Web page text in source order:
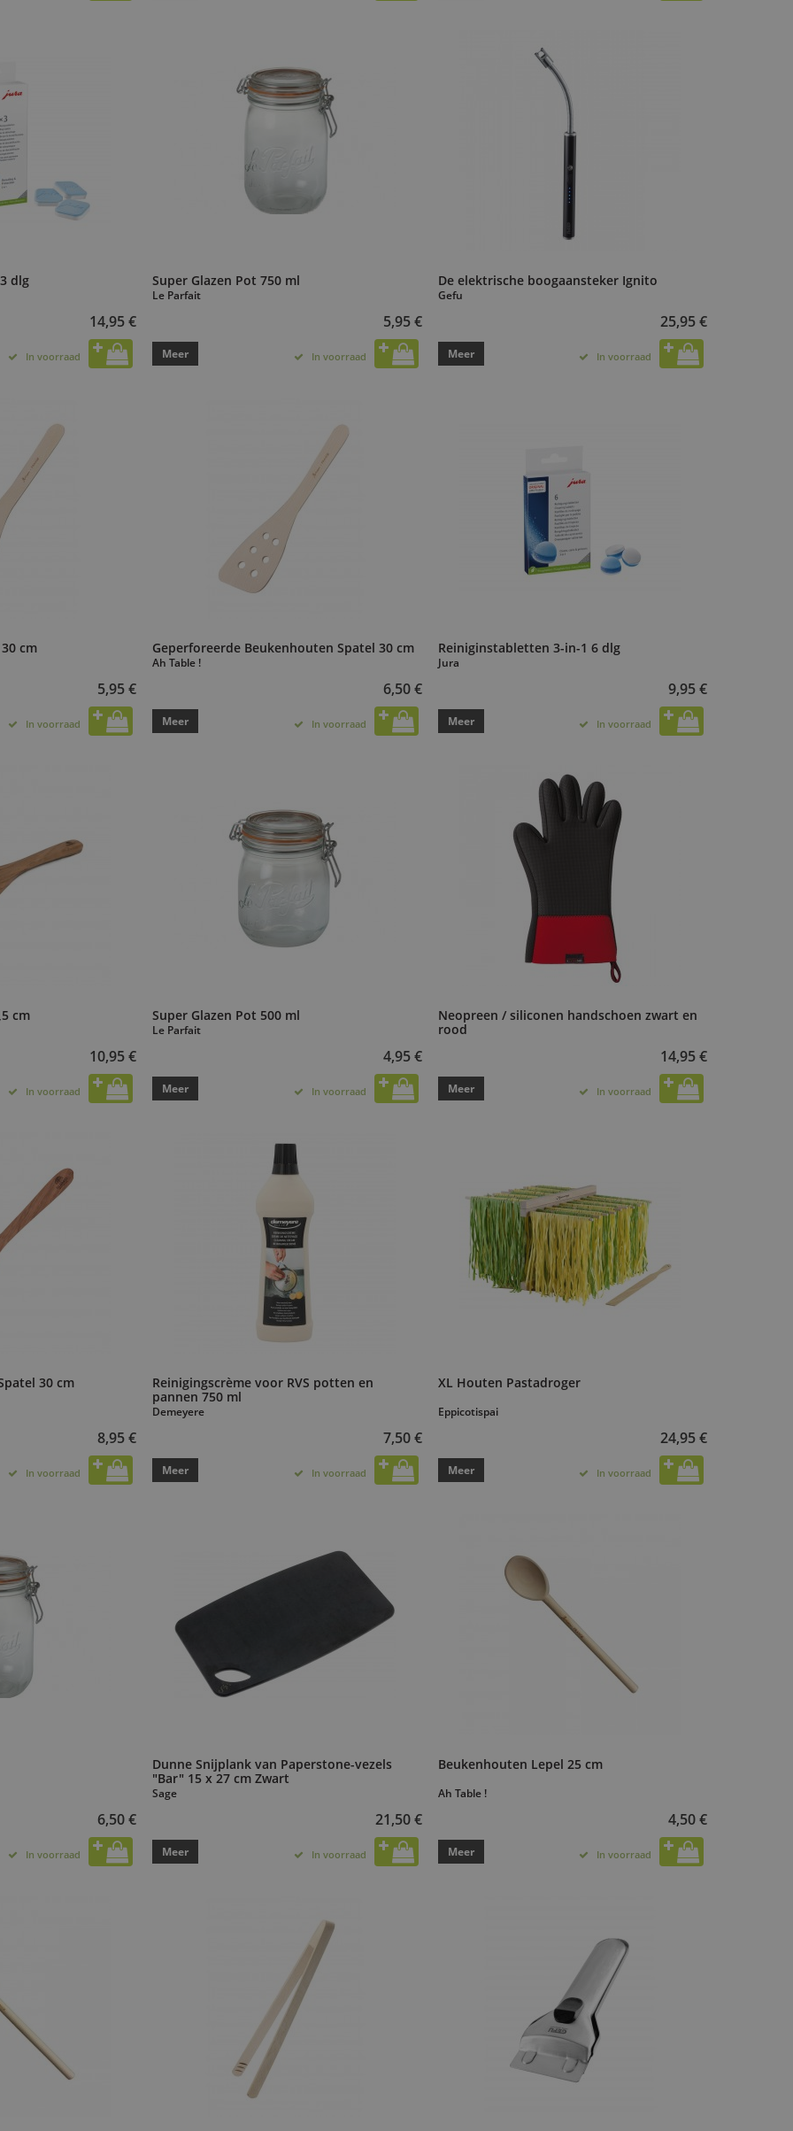
dlg
14,95 €
In voorraad
Super Glazen Pot 750 ml
Le Parfait
5,95 €
Meer In voorraad
De elektrische boogaansteker Ignito
Gefu
25,95 €
Meer In voorraad
cm
5,95 €
In voorraad
Geperforeerde Beukenhouten Spatel 30 cm
Ah Table !
6,50 €
Meer In voorraad
Reiniginstabletten 3-in-1 6 dlg
Jura
9,95 €
Meer In voorraad
cm
10,95 €
In voorraad
Super Glazen Pot 500 ml
Le Parfait
4,95 €
Meer In voorraad
Neopreen / siliconen handschoen zwart en
rood
14,95 €
Meer In voorraad
30 cm
8,95 €
In voorraad
Reinigingscrème voor RVS potten en
pannen 750 ml
Demeyere
7,50 €
Meer In voorraad
XL Houten Pastadroger
Eppicotispai
24,95 €
Meer In voorraad
6,50 €
In voorraad
Dunne Snijplank van Paperstone-vezels
"Bar" 15 x 27 cm Zwart
Sage
21,50 €
Meer In voorraad
Beukenhouten Lepel 25 cm
Ah Table !
4,50 €
Meer In voorraad